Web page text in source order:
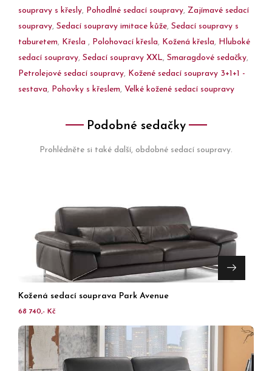
soupravy s křesly, Pohodlné sedací soupravy, Zajímavé sedací
soupravy, Sedací soupravy imitace kůže, Sedací soupravy s
taburetem, Křesla , Polohovací křesla, Kožená křesla, Hluboké
sedací soupravy, Sedací soupravy XXL, Smaragdové sedačky,
Petrolejové sedací soupravy, Kožené sedací soupravy 3+1+1 -
sestava, Pohovky s křeslem, Velké kožené sedací soupravy
Podobné sedačky
Prohlédněte si také další, obdobné sedací soupravy.
Kožená sedací souprava Park Avenue
68 740,- Kč